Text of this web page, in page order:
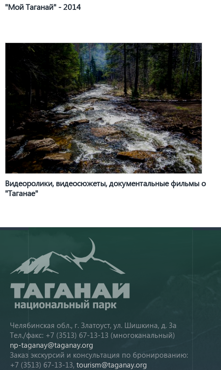
"Мой Таганай" - 2014
Видеоролики, видеосюжеты, документальные фильмы о
"Таганае"
Челябинская обл., г. Златоуст, ул. Шишкина, д. 3а
Тел./факс: +7 (3513) 67-13-13 (многоканальный)
np-taganay@taganay.org
Заказ экскурсий и консультация по бронированию:
+7 (3513) 67-13-13, tourism@taganay.org